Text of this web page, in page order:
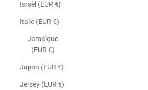
Israël (EUR €)
Italie (EUR €)
Jamaïque
(EUR €)
Japon (EUR €)
Jersey (EUR €)